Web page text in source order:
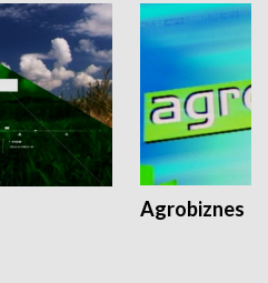
Agrobiznes